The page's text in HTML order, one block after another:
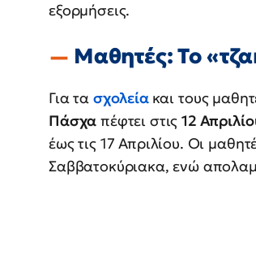
εξορμήσεις.
Μαθητές: Το
Για τα σχολεία και τους
Πάσχα πέφτει στις12
έως τις 17 Απριλίου. Οι
Σαββατοκύριακα, ενώ